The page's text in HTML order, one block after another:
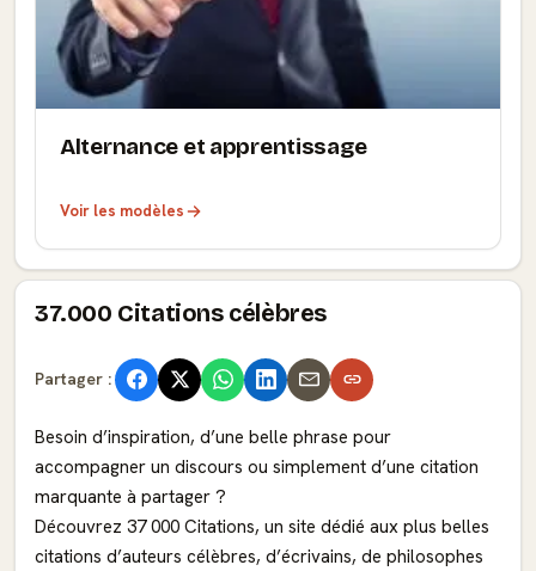
Alternance et apprentissage
Voir les modèles
37.000 Citations célèbres
Partager :
Besoin d’inspiration, d’une belle phrase pour
accompagner un discours ou simplement d’une citation
marquante à partager ?
Découvrez 37 000 Citations, un site dédié aux plus belles
citations d’auteurs célèbres, d’écrivains, de philosophes